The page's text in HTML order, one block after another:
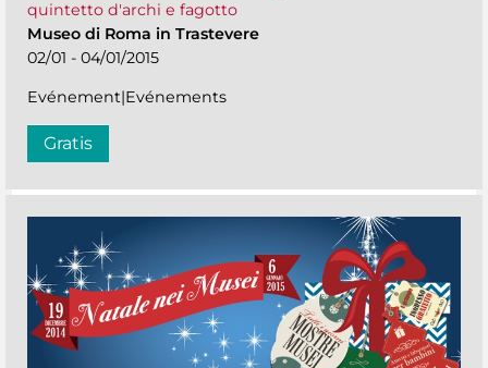
quintetto d'archi e fagotto
Museo di Roma in Trastevere
02/01 - 04/01/2015
Evénement|Evénements
Gratis